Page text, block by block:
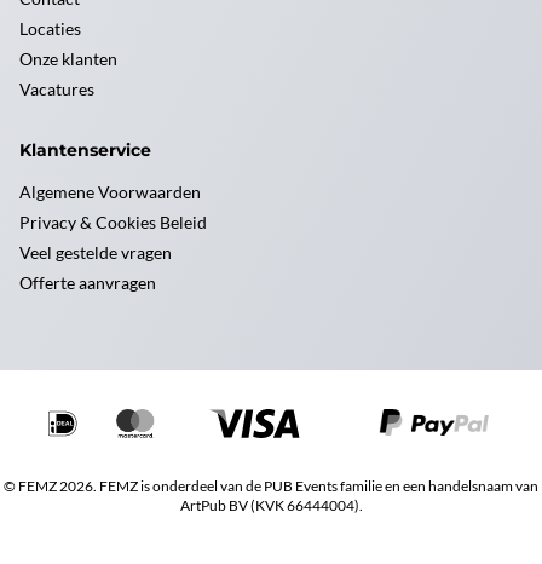
Locaties
Onze klanten
Vacatures
Klantenservice
Algemene Voorwaarden
Privacy & Cookies Beleid
Veel gestelde vragen
Offerte aanvragen
© FEMZ 2026. FEMZ is onderdeel van de PUB Events familie en een handelsnaam van
ArtPub BV (KVK 66444004).